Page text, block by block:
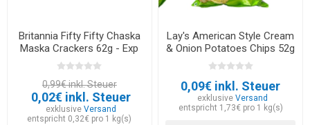
Britannia Fifty Fifty Chaska
Maska Crackers 62g - Exp
12.03.2026
0,99€ inkl. Steuer
0,02€ inkl. Steuer
exklusiveVersand
entspricht 0,32€ pro 1 kg(s)
Lay's American Style Cream
& Onion Potatoes Chips 52g
- EXP 30.05.2026
0,09€ inkl. Steuer
exklusive Versand
entspricht 1,73€ pro 1 kg(s)